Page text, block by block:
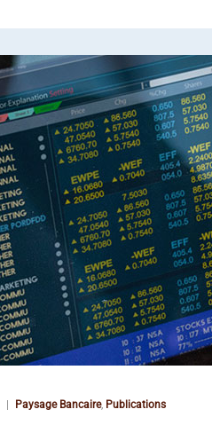
Paysage Bancaire, Publications